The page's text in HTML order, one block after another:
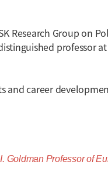
Research Group on
professor
career
Professor of